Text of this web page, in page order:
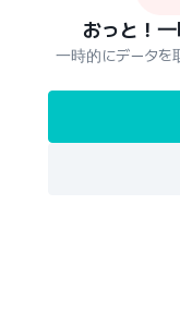
おっと！
一時的にデータを